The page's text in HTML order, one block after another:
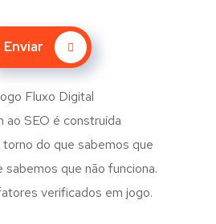
Enviar
ao SEO é construída
do que sabemos que
que não funciona.
verificados em jogo.